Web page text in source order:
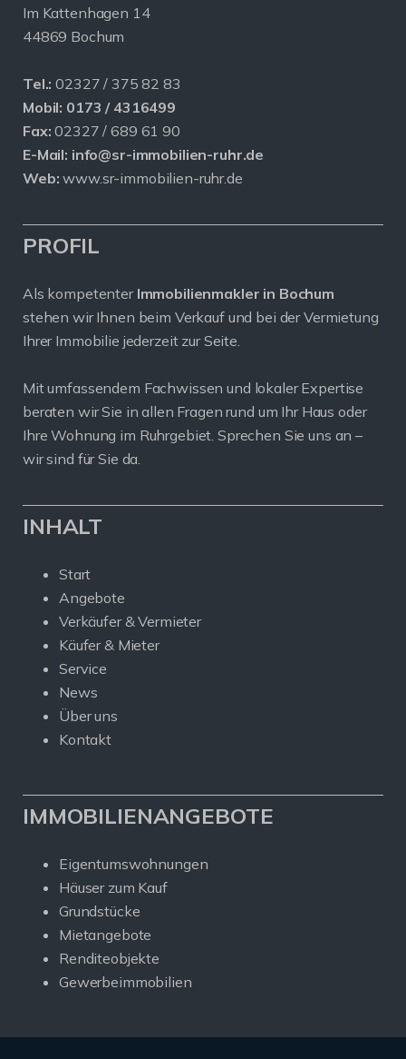
Im Kattenhagen 14
44869 Bochum
Tel.: 02327 / 375 82 83
Mobil: 0173 / 4316499
Fax: 02327 / 689 61 90
E-Mail: info@sr-immobilien-ruhr.de
Web: www.sr-immobilien-ruhr.de
PROFIL
Als kompetenter Immobilienmakler in Bochum
stehen wir Ihnen beim Verkauf und bei der Vermietung
Ihrer Immobilie jederzeit zur Seite.
Mit umfassendem Fachwissen und lokaler Expertise
beraten wir Sie in allen Fragen rund um Ihr Haus oder
Ihre Wohnung im Ruhrgebiet. Sprechen Sie uns an –
wir sind für Sie da.
INHALT
Start
Angebote
Verkäufer & Vermieter
Käufer & Mieter
Service
News
Über uns
Kontakt
IMMOBILIENANGEBOTE
Eigentumswohnungen
Häuser zum Kauf
Grundstücke
Mietangebote
Renditeobjekte
Gewerbeimmobilien